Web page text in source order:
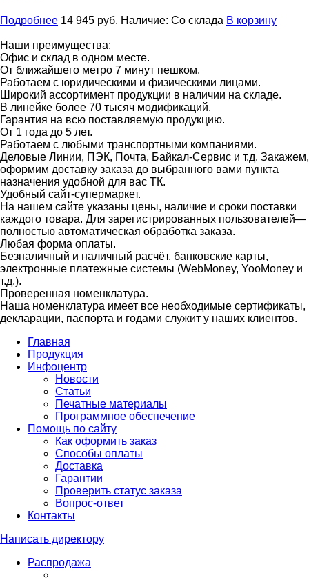
Подробнее 14 945 руб. Наличие: Со склада В корзину
Наши преимущества:
Офис и склад в одном месте.
От ближайшего метро 7 минут пешком.
Работаем с юридическими и физическими лицами.
Широкий ассортимент продукции в наличии на складе.
В линейке более 70 тысяч модификаций.
Гарантия на всю поставляемую продукцию.
От 1 года до 5 лет.
Работаем с любыми транспортными компаниями.
Деловые Линии, ПЭК, Почта, Байкал-Сервис и т.д. Закажем,
оформим доставку заказа до выбранного вами пункта
назначения удобной для вас ТК.
Удобный сайт-супермаркет.
На нашем сайте указаны цены, наличие и сроки поставки
каждого товара. Для зарегистрированных пользователей—
полностью автоматическая обработка заказа.
Любая форма оплаты.
Безналичный и наличный расчёт, банковские карты,
электронные платежные системы (WebMoney, YooMoney и
т.д.).
Проверенная номенклатура.
Наша номенклатура имеет все необходимые сертификаты,
декларации, паспорта и годами служит у наших клиентов.
Главная
Продукция
Инфоцентр
Новости
Статьи
Печатные материалы
Программное обеспечение
Помощь по сайту
Как оформить заказ
Способы оплаты
Доставка
Гарантии
Проверить статус заказа
Вопрос-ответ
Контакты
Написать директору
Распродажа